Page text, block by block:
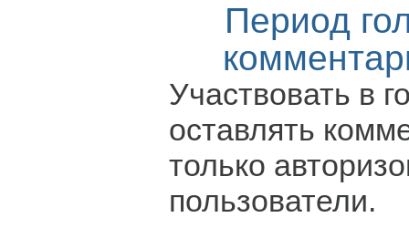
Период
Участвовать в
оставлять
только
пользователи.